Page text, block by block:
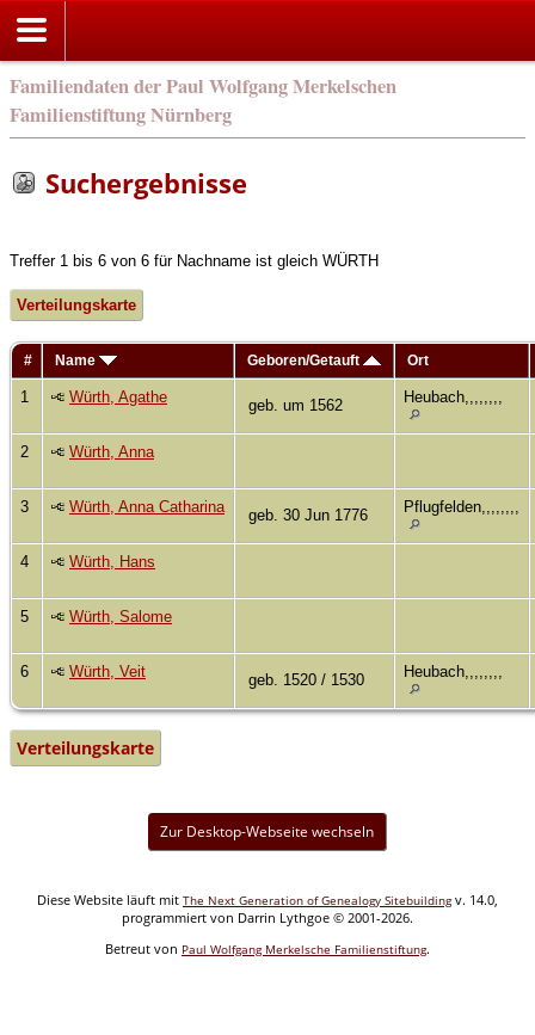
Familiendaten der Paul Wolfgang Merkelschen
Familienstiftung Nürnberg
Suchergebnisse
Treffer 1 bis 6 von 6 für Nachname ist gleich WÜRTH
Verteilungskarte
# Name Geboren/Getauft Ort
1 Würth, Agathe geb. um 1562 Heubach,,,,,,,,
2 Würth, Anna
3 Würth, Anna Catharina geb. 30 Jun 1776 Pflugfelden,,,,,,,,
4 Würth, Hans
5 Würth, Salome
6 Würth, Veit geb. 1520 / 1530 Heubach,,,,,,,,
Verteilungskarte
Zur Desktop-Webseite wechseln
Diese Website läuft mit The Next Generation of Genealogy Sitebuildingv. 14.0,
programmiert von Darrin Lythgoe © 2001-2026.
Betreut von Paul Wolfgang Merkelsche Familienstiftung.